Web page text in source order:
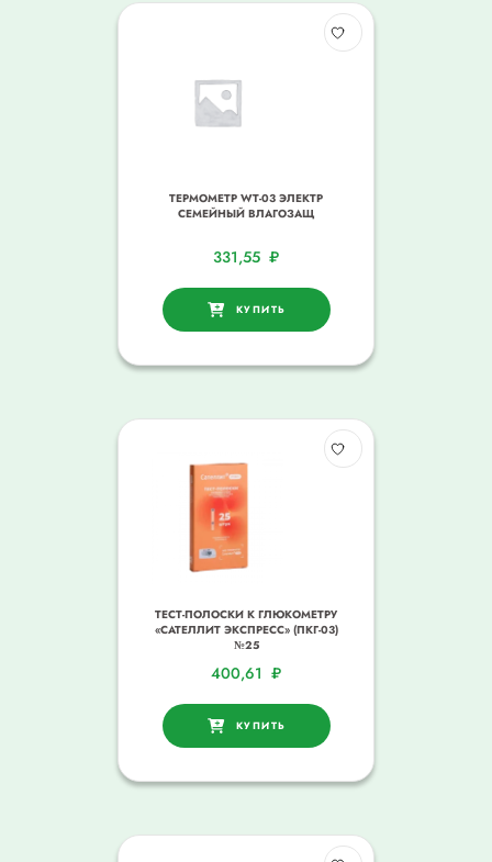
ТЕРМОМЕТР WT-03 ЭЛЕКТР
СЕМЕЙНЫЙ ВЛАГОЗАЩ
331,55 ₽
КУПИТЬ
ТЕСТ-ПОЛОСКИ К ГЛЮКОМЕТРУ
«САТЕЛЛИТ ЭКСПРЕСС» (ПКГ-03)
№25
400,61 ₽
КУПИТЬ